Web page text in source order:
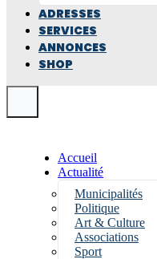
ADRESSES
SERVICES
ANNONCES
SHOP
Accueil
Actualité
Municipalités
Politique
Art & Culture
Associations
Sport